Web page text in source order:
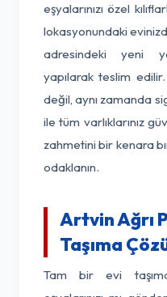
eşyalarınızı özel
lokasyonundaki
adresindeki yeni
yapılarak teslim
değil, aynı zamanda
ile tüm varlıklarınız
zahmetini bir kenara
odaklanın.
Artvin Ağrı
Taşıma
Tam bir evi